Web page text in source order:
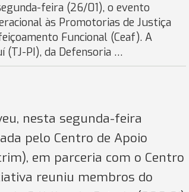
feira (26/01), o evento
às Promotorias de Justiça
Funcional (Ceaf). A
(TJ-PI), da Defensoria …
nesta segunda-feira
pelo Centro de Apoio
em parceria com o Centro
reuniu membros do